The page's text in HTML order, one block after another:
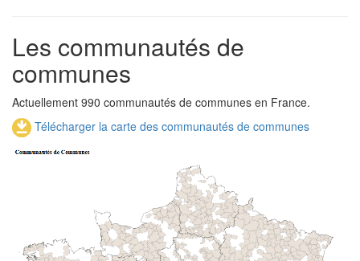
Les communautés de
communes
Actuellement 990 communautés de communes en France.
Télécharger la carte des communautés de communes